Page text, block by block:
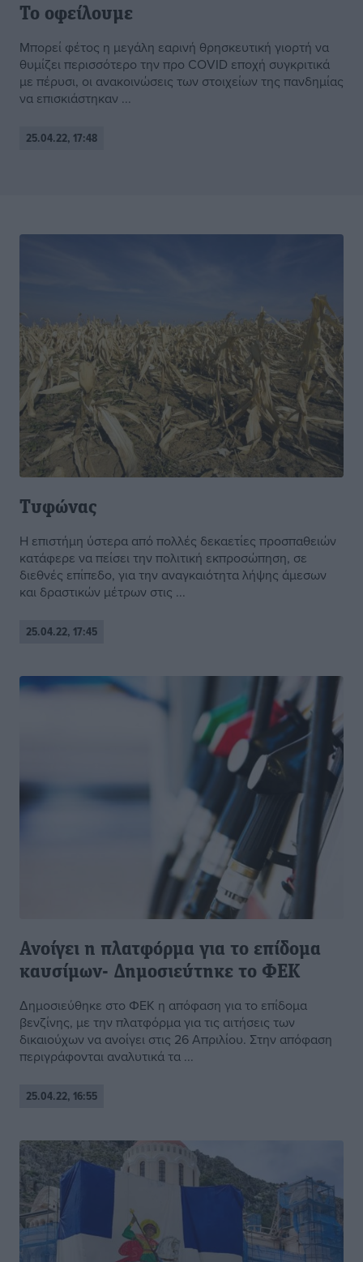
Το οφείλουμε
Μπορεί φέτος η μεγάλη εαρινή θρησκευτική γιορτή να
θυμίζει περισσότερο την προ COVID εποχή συγκριτικά
με πέρυσι, οι ανακοινώσεις των στοιχείων της πανδημίας
να επισκιάστηκαν ...
25.04.22, 17:48
Τυφώνας
Η επιστήμη ύστερα από πολλές δεκαετίες προσπαθειών
κατάφερε να πείσει την πολιτική εκπροσώπηση, σε
διεθνές επίπεδο, για την αναγκαιότητα λήψης άμεσων
και δραστικών μέτρων στις ...
25.04.22, 17:45
Ανοίγει η πλατφόρμα για το επίδομα
καυσίμων- Δημοσιεύτηκε το ΦΕΚ
Δημοσιεύθηκε στο ΦΕΚ η απόφαση για το επίδομα
βενζίνης, με την πλατφόρμα για τις αιτήσεις των
δικαιούχων να ανοίγει στις 26 Απριλίου. Στην απόφαση
περιγράφονται αναλυτικά τα ...
25.04.22, 16:55